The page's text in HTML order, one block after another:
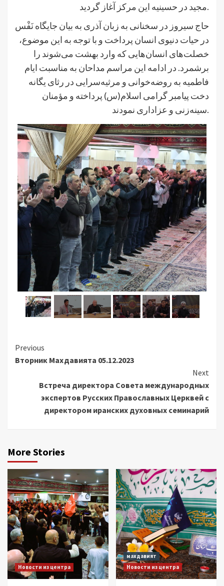
مجید در حسینیه این مرکز آغاز گردید.
حاج سیروز در سخنانی به زبان آذری به بیان جایگاه نَفْس
در حیات دنیوی انسان پرداخت و با توجه به این موضوع،
خصلت‌های انسان‌هایی که وارد بهشت می‌شوند را
برشمرد. در ادامه این مراسم مداحان به مناسبت ایام
فاطمیه به روضه‌خوانی و مرثیه‌سرایی در رثای یگانه
دخت پیامبر گرامی اسلام(س) پرداخته و مؤمنان
سینه‌زنی و عزاداری نمودند.
Continue
Reading
Previous
Вторник Махдавията 05.12.2023
Next
Встреча директора Совета международных
экспертов Русских Православных Церквей с
директором иранских духовных семинарий
More Stories
Новости из центра
махдавият
Новости из центра